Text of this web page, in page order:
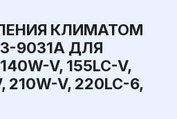
КЛИМАТОМ
9031A ДЛЯ
V, 155LC-V,
210W-V, 220LC-6,